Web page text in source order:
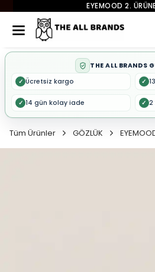
EYEMOOD 2. ÜRÜNE
THE ALL BRANDS
✓ Ücretsiz kargo ✓
✓ 14 gün kolay iade ✓ 2
Tüm Ürünler GÖZLÜK